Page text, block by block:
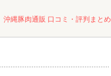
沖縄豚肉通販 口コミ・評判まとめ